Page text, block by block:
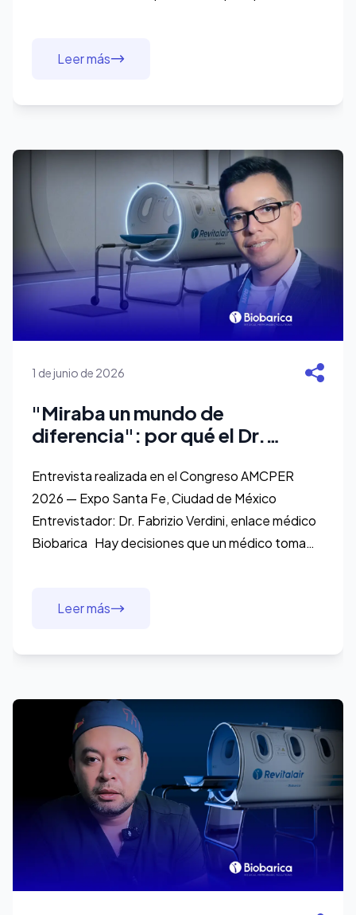
Leer más
1 de junio de 2026
"Miraba un mundo de
diferencia": por qué el Dr.
cámara hiperbárica a su clínica
Entrevista realizada en el Congreso AMCPER
2026 — Expo Santa Fe, Ciudad de México
Entrevistador: Dr. Fabrizio Verdini, enlace médico
Biobarica Hay decisiones que un médico toma
Leer más